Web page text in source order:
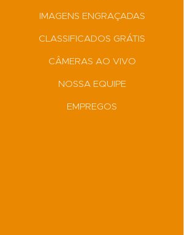
IMAGENS ENGRAÇADAS
CLASSIFICADOS GRÁTIS
CÂMERAS AO VIVO
NOSSA EQUIPE
EMPREGOS